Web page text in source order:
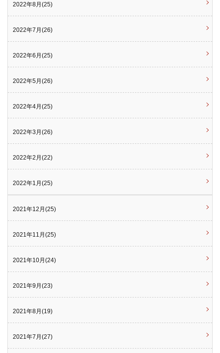
2022年8月(25)
2022年7月(26)
2022年6月(25)
2022年5月(26)
2022年4月(25)
2022年3月(26)
2022年2月(22)
2022年1月(25)
2021年12月(25)
2021年11月(25)
2021年10月(24)
2021年9月(23)
2021年8月(19)
2021年7月(27)